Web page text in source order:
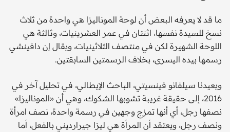
ما قد لا يعرفه البعض أن لوحة الموناليزا هي واحدة من ثلاث
نسخ للسيدة نفسها، اثنتان في عمر العشرينيات، وثالثة هي
اللوحة الشهيرة لكن في منتصف الثلاثينيات، ويقال إن دافينشي
رسمها بيده اليسرى، بخلاف الرسمتين السابقتين.
ويعيدنا سيلفانو فينسيتي، الباحث الإيطالي، في تحليل آخر في
2016، إلى حقيقة غريبة تشوبها الشكوك، وهي أن «الموناليزا»
نصفها رجل، أي أنها تمزج وجهين في رسمة واحدة، نصف امرأة
ونصف رجل، ويعتقد أن المرأة هي ليزا جيرارديني بالفعل، أما